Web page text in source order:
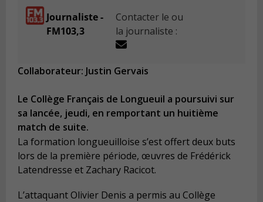
Journaliste -
FM103,3
Contacter le ou
la journaliste :
Collaborateur: Justin Gervais
Le Collège Français de Longueuil a poursuivi sur
sa lancée, jeudi, en remportant un huitième
match de suite.
La formation longueuilloise s’est offert deux buts
lors de la première période, œuvres de Frédérick
Latendresse et Zachary Racicot.
L’attaquant Olivier Denis a permis au Collège